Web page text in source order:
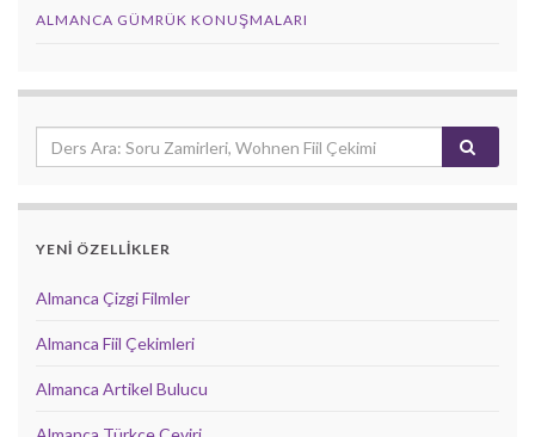
ALMANCA GÜMRÜK KONUŞMALARI
YENİ ÖZELLİKLER
Almanca Çizgi Filmler
Almanca Fiil Çekimleri
Almanca Artikel Bulucu